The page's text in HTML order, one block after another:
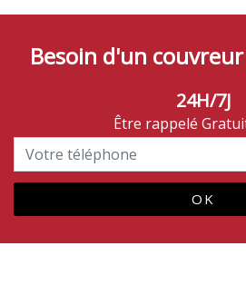
Besoin d'un
24H/7J
Être rappelé